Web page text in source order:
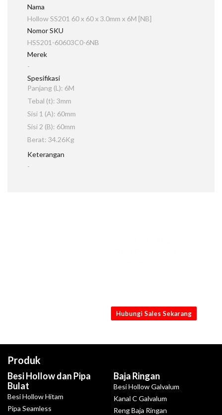
Nama
Hollow SS201 60 x 60 x 3.0mm x 6M [NB]
Nomor SKU
HSS201-60603C0-6NB
Merek
-
Spesifikasi
Panjang (L): 6M
Tebal (t): 3mm
Sisi 1 (A): 60mm
Sisi 2 (B): 60mm
Berat: 34.26Kg
Keterangan
-
Hubungi Sales Sekarang
Produk
Besi Hollow dan Pipa
Bulat
Besi Hollow Hitam
Pipa Seamless
Baja Ringan
Besi Hollow Galvalum
Kanal C Galvalum
Reng Baja Ringan